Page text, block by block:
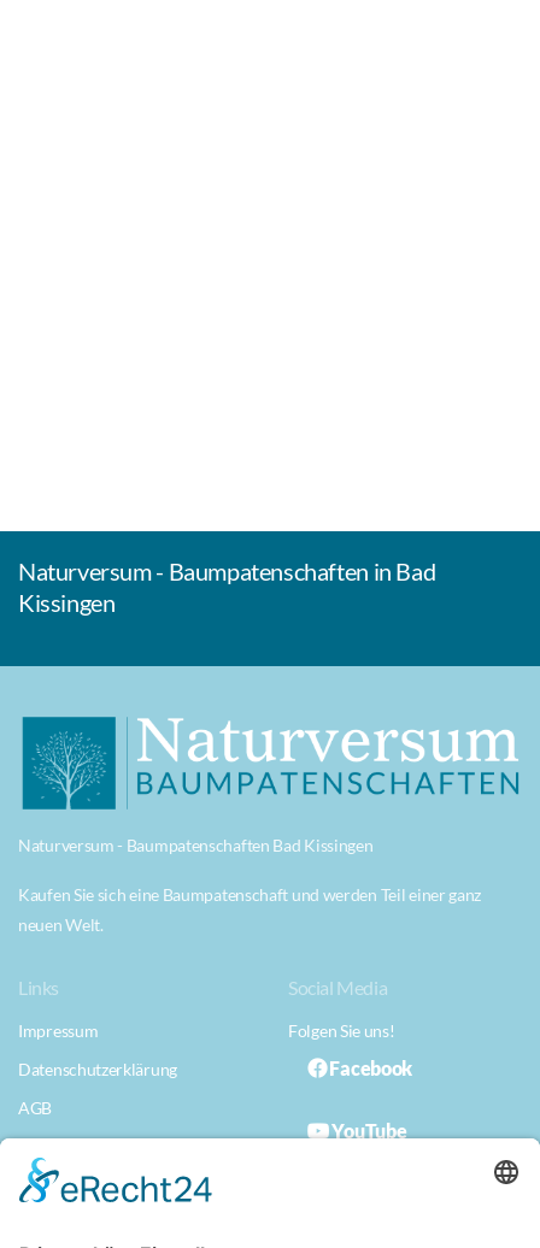
Naturversum - Baumpatenschaften in Bad
Kissingen
Naturversum - Baumpatenschaften Bad Kissingen
Kaufen Sie sich eine Baumpatenschaft und werden Teil einer ganz
neuen Welt.
Links
Impressum
Datenschutzerklärung
AGB
Musterwiderrufserklärung
Social Media
Folgen Sie uns!
Facebook
YouTube